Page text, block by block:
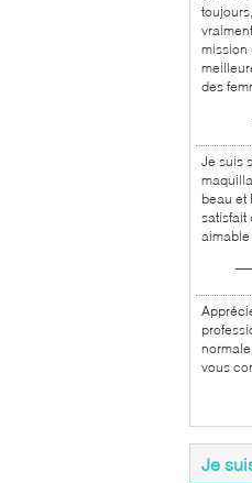
mission
des
Je suis
beau et
satisfait
aimable
vous
Je